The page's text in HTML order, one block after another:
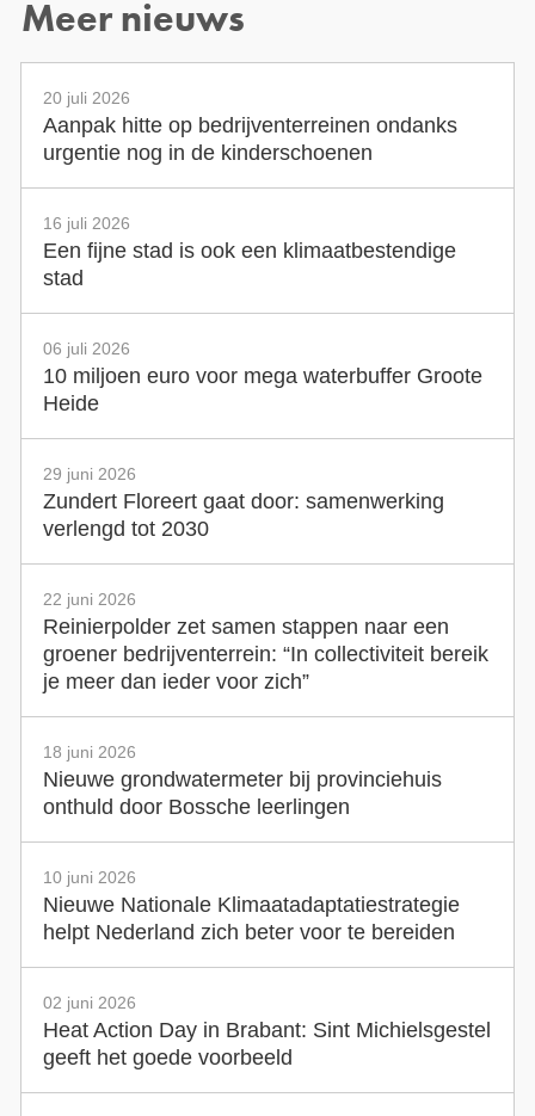
Meer nieuws
20 juli 2026
Aanpak hitte op bedrijventerreinen ondanks
urgentie nog in de kinderschoenen
16 juli 2026
Een fijne stad is ook een klimaatbestendige
stad
06 juli 2026
10 miljoen euro voor mega waterbuffer Groote
Heide
29 juni 2026
Zundert Floreert gaat door: samenwerking
verlengd tot 2030
22 juni 2026
Reinierpolder zet samen stappen naar een
groener bedrijventerrein: “In collectiviteit bereik
je meer dan ieder voor zich”
18 juni 2026
Nieuwe grondwatermeter bij provinciehuis
onthuld door Bossche leerlingen
10 juni 2026
Nieuwe Nationale Klimaatadaptatiestrategie
helpt Nederland zich beter voor te bereiden
02 juni 2026
Heat Action Day in Brabant: Sint Michielsgestel
geeft het goede voorbeeld